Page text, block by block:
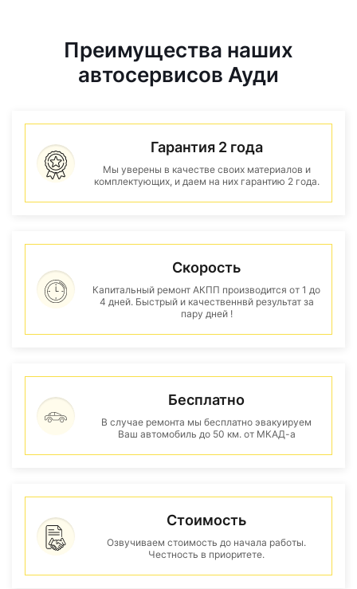
Преимущества наших
автосервисов Ауди
Гарантия 2 года
Мы уверены в качестве своих материалов и
комплектующих, и даем на них гарантию 2 года.
Скорость
Капитальный ремонт АКПП производится от 1 до
4 дней. Быстрый и качественнвй результат за
пару дней !
Бесплатно
В случае ремонта мы бесплатно эвакуируем
Ваш автомобиль до 50 км. от МКАД-а
Стоимость
Озвучиваем стоимость до начала работы.
Честность в приоритете.